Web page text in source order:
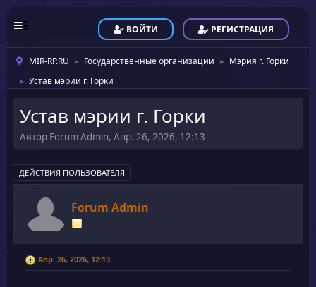
ВОЙТИ РЕГИСТРАЦИЯ
MIR-RP.RU ► Государственные организации ► Мэрия г. Горки
► Устав мэрии г. Горки
Устав мэрии г. Горки
Автор Forum Admin, Апр. 26, 2026, 12:13
ДЕЙСТВИЯ ПОЛЬЗОВАТЕЛЯ
Forum Admin
Апр. 26, 2026, 12:13